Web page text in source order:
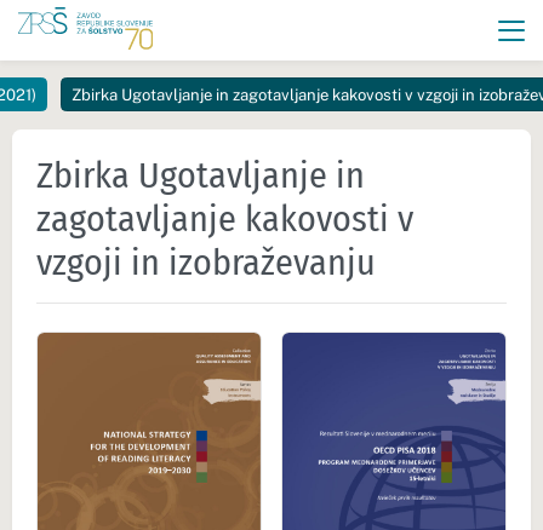
Zbirka Ugotavljanje in zagotavljanje kakovosti v vzgoji in
Zbirka Ugotavljanje in
zagotavljanje kakovosti v
vzgoji in izobraževanju